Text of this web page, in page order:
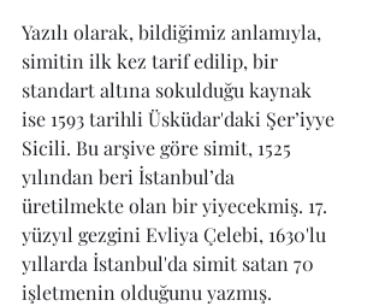
Yazılı olarak, bildiğimiz anlamıyla,
simitin ilk kez tarif edilip, bir
standart altına sokulduğu kaynak
ise 1593 tarihli Üsküdar'daki Şer’iyye
Sicili. Bu arşive göre simit, 1525
yılından beri İstanbul’da
üretilmekte olan bir yiyecekmiş. 17.
yüzyıl gezgini Evliya Çelebi, 1630'lu
yıllarda İstanbul'da simit satan 70
işletmenin olduğunu yazmış.